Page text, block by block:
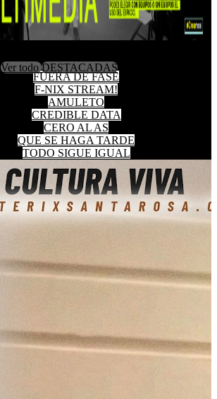
FUERA DE FASE
F-NIX STREAM!
AMULETO
CREDIBLE DATA
CERO AL AS
QUE SE HAGA TARDE
TODO SIGUE IGUAL
UNA COSA DE LOCOS
CULTURA VIVA
Ver todoDESTACADAS